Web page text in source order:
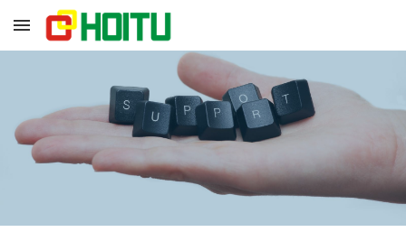
Skip to main content